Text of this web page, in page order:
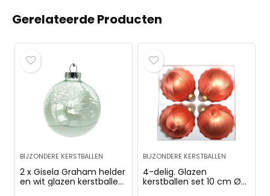
Gerelateerde Producten
BIJZONDERE KERSTBALLEN
2 x Gisela Graham helder
en wit glazen kerstballen
BIJZONDERE KERSTBALLEN
4-delig. Glazen
kerstballen set 10 cm Ø